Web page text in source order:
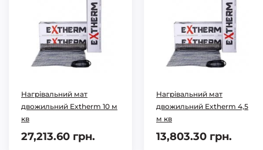
Нагрівальний мат
двожильний Extherm 10 м
кв
27,213.60 грн.
Нагрівальний мат
двожильний Extherm 4,5
м кв
13,803.30 грн.